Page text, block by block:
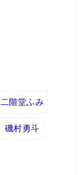
二階堂ふみ
磯村勇斗